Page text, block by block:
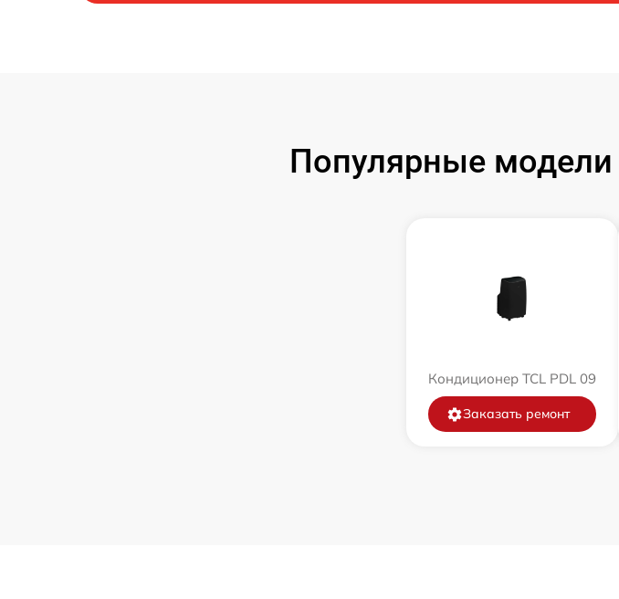
Популярные
Кондиционер TCL PDL 09
Заказать ремонт